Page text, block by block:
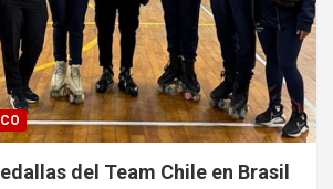
del Team Chile en Brasil